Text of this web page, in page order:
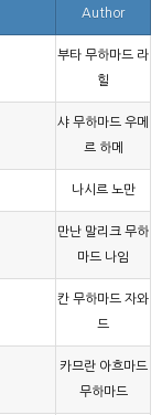
Author
부타 무하마드 라
힐
샤 무하마드 우메
르 하메
나시르 노만
만난 말리크 무하
마드 나임
칸 무하마드 자와
드
카므란 아흐마드
무하마드